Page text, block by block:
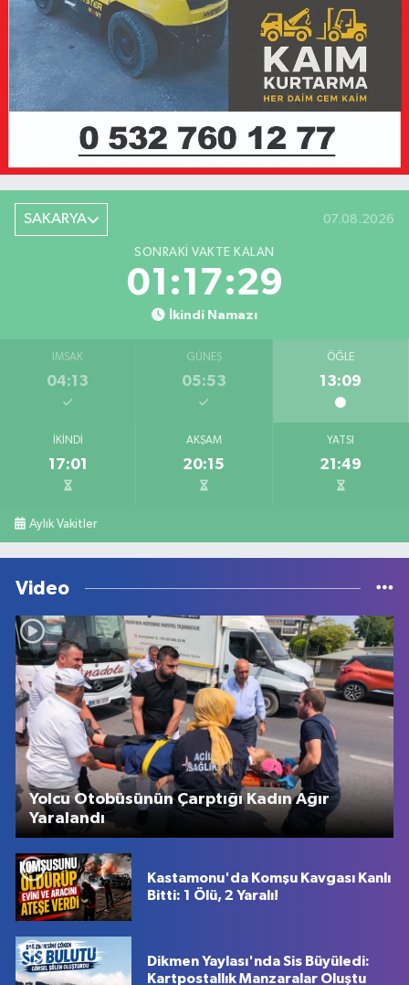
SAKARYA 07.08.2026
SONRAKI VAKTE KALAN
01:17:29
İkindi Namazı
İMSAK
04:13
GÜNEŞ
05:53
ÖĞLE
13:09
İKINDI
17:01
AKŞAM
20:15
YATSI
21:49
Aylık Vakitler
Video
Yolcu Otobüsünün Çarptığı Kadın Ağır
Yaralandı
Kastamonu'da Komşu Kavgası Kanlı
Bitti: 1 Ölü, 2 Yaralı!
Dikmen Yaylası'nda Sis Büyüledi:
Kartpostallık Manzaralar Oluştu